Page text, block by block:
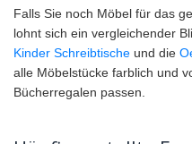
Falls Sie noch Möbel für das
lohnt sich ein vergleichender
Kinder Schreibtische und die
alle Möbelstücke farblich und
Bücherregalen passen.